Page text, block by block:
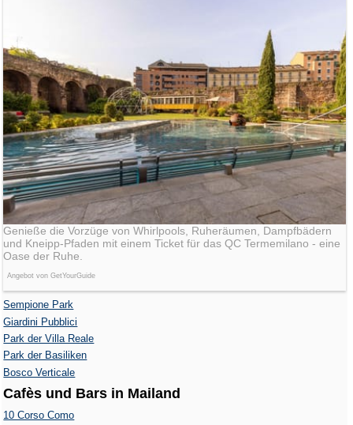
Genieße die Vorzüge von Whirlpools, Ruheräumen, Dampfbädern
und Kneipp-Pfaden mit einem Ticket für das QC Termemilano - eine
Oase der Ruhe.
Angebot von GetYourGuide
Sempione Park
Giardini Pubblici
Park der Villa Reale
Park der Basiliken
Bosco Verticale
Cafès und Bars in Mailand
10 Corso Como